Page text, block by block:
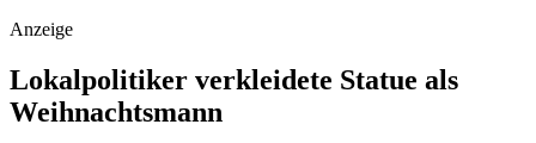
Anzeige
Lokalpolitiker verkleidete Statue als
Weihnachtsmann